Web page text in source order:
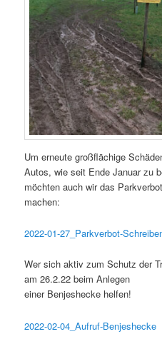
Um erneute großflächige
Autos, wie seit Ende Januar zu
möchten auch wir das
machen:
2022-01-27_Parkverbot-
Wer sich aktiv zum Schutz der
am 26.2.22 beim Anlegen
einer Benjeshecke helfen!
2022-02-04_Aufruf-Benjeshecke